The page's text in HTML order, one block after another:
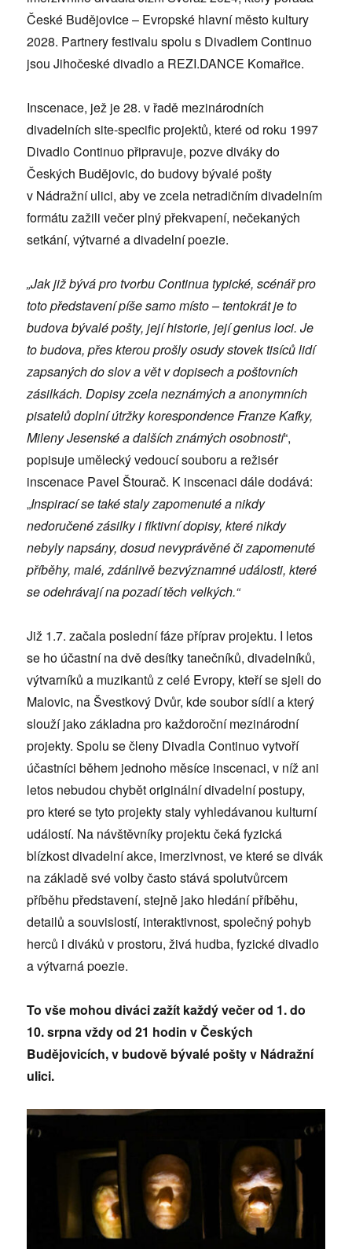
České Budějovice – Evropské hlavní město kultury
2028. Partnery festivalu spolu s Divadlem Continuo
jsou Jihočeské divadlo a REZI.DANCE Komařice.
Inscenace, jež je 28. v řadě mezinárodních
divadelních site-specific projektů, které od roku 1997
Divadlo Continuo připravuje, pozve diváky do
Českých Budějovic, do budovy bývalé pošty
v Nádražní ulici, aby ve zcela netradičním divadelním
formátu zažili večer plný překvapení, nečekaných
setkání, výtvarné a divadelní poezie.
„Jak již bývá pro tvorbu Continua typické, scénář pro
toto představení píše samo místo – tentokrát je to
budova bývalé pošty, její historie, její genius loci. Je
to budova, přes kterou prošly osudy stovek tisíců lidí
zapsaných do slov a vět v dopisech a poštovních
zásilkách. Dopisy zcela neznámých a anonymních
pisatelů doplní útržky korespondence Franze Kafky,
Mileny Jesenské a dalších známých osobností“,
popisuje umělecký vedoucí souboru a režisér
inscenace Pavel Štourač. K inscenaci dále dodává:
„Inspirací se také staly zapomenuté a nikdy
nedoručené zásilky i fiktivní dopisy, které nikdy
nebyly napsány, dosud nevyprávěné či zapomenuté
příběhy, malé, zdánlivě bezvýznamné události, které
se odehrávají na pozadí těch velkých.“
Již 1.7. začala poslední fáze příprav projektu. I letos
se ho účastní na dvě desítky tanečníků, divadelníků,
výtvarníků a muzikantů z celé Evropy, kteří se sjeli do
Malovic, na Švestkový Dvůr, kde soubor sídlí a který
slouží jako základna pro každoroční mezinárodní
projekty. Spolu se členy Divadla Continuo vytvoří
účastníci během jednoho měsíce inscenaci, v níž ani
letos nebudou chybět originální divadelní postupy,
pro které se tyto projekty staly vyhledávanou kulturní
událostí. Na návštěvníky projektu čeká fyzická
blízkost divadelní akce, imerzivnost, ve které se divák
na základě své volby často stává spolutvůrcem
příběhu představení, stejně jako hledání příběhu,
detailů a souvislostí, interaktivnost, společný pohyb
herců i diváků v prostoru, živá hudba, fyzické divadlo
a výtvarná poezie.
To vše mohou diváci zažít každý večer od 1. do
10. srpna vždy od 21 hodin v Českých
Budějovicích, v budově bývalé pošty v Nádražní
ulici.